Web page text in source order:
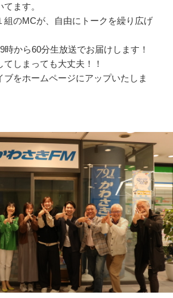
ます。
組のMCが、自由にトークを繰り広げ
時から60分生放送でお届けします！
てしまっても大丈夫！！
ブをホームページにアップいたしま